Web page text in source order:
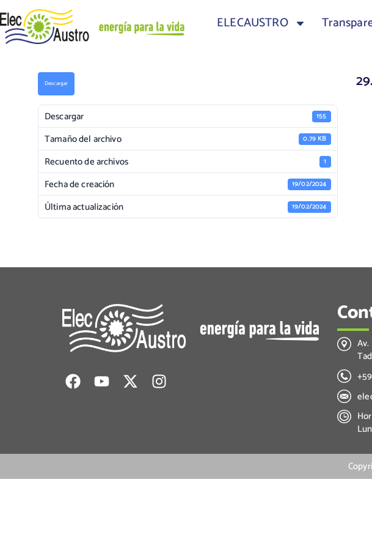
ELECAUSTRO
Descargar
Descargar 155
Tamaño del archivo 0.79 KB
Recuento de archivos 1
Fecha de creación 19/02/2024
Última actualización 19/02/2024